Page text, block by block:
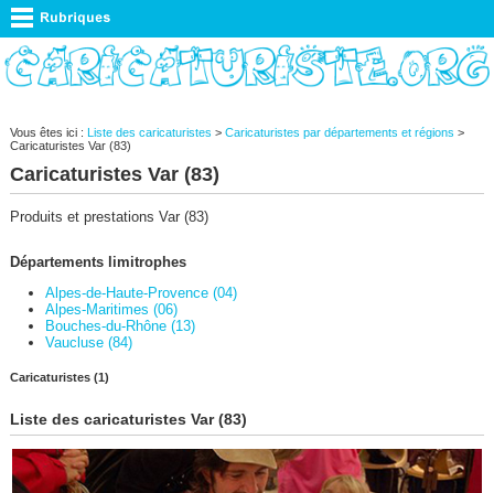
Vous êtes ici : Liste des caricaturistes > Caricaturistes par départements et régions >
Caricaturistes Var (83)
Caricaturistes Var (83)
Produits et prestations Var (83)
Départements limitrophes
Alpes-de-Haute-Provence (04)
Alpes-Maritimes (06)
Bouches-du-Rhône (13)
Vaucluse (84)
Caricaturistes (1)
Liste des caricaturistes Var (83)